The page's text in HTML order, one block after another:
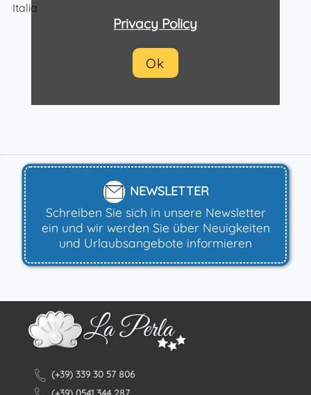
Italia
NEWSLETTER
Schreiben Sie sich in unsere Newsletter
ein und wir werden Sie über Neuigkeiten
und Urlaubsangebote informieren
(+39) 339 30 57 806
Privacy Policy
Ok